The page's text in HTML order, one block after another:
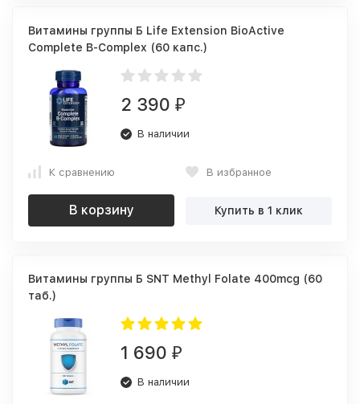
Витамины группы Б Life Extension BioActive
Complete B-Complex (60 капс.)
2 390 ₽
В наличии
К сравнению В избранное
В корзину Купить в 1 клик
Витамины группы Б SNT Methyl Folate 400mcg (60
таб.)
1 690 ₽
В наличии